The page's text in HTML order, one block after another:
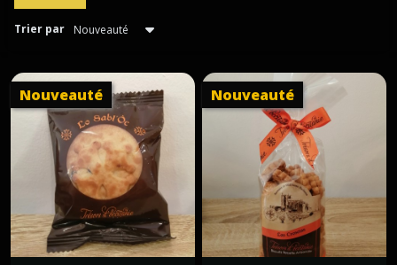
Trier par
Nouveauté Nouveauté
les
résultats